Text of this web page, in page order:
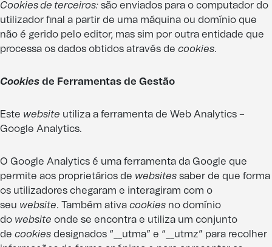
Cookies de terceiros: são enviados para o computador do
utilizador final a partir de uma máquina ou domínio que
não é gerido pelo editor, mas sim por outra entidade que
processa os dados obtidos através de cookies.
Cookies de Ferramentas de Gestão
Este website utiliza a ferramenta de Web Analytics –
Google Analytics.
O Google Analytics é uma ferramenta da Google que
permite aos proprietários de websites saber de que forma
os utilizadores chegaram e interagiram com o
seu website. Também ativa cookies no domínio
do website onde se encontra e utiliza um conjunto
de cookies designados “__utma” e “__utmz” para recolher